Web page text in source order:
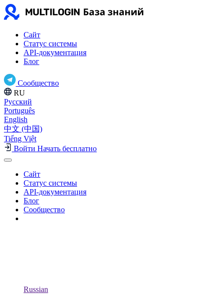
Сайт
Статус системы
API-документация
Блог
Сообщество
RU
Русский
Português
English
中文 (中国)
Tiếng Việt
Войти Начать бесплатно
Сайт
Статус системы
API-документация
Блог
Сообщество
Russian